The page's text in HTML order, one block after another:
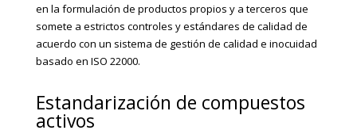
en la formulación de productos propios y a terceros que
somete a estrictos controles y estándares de calidad de
acuerdo con un sistema de gestión de calidad e inocuidad
basado en ISO 22000.
Estandarización de compuestos
activos